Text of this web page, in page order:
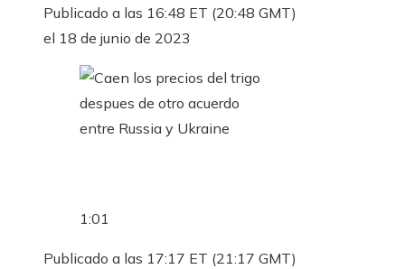
Publicado a las 16:48 ET (20:48 GMT)
el 18 de junio de 2023
1:01
Publicado a las 17:17 ET (21:17 GMT)